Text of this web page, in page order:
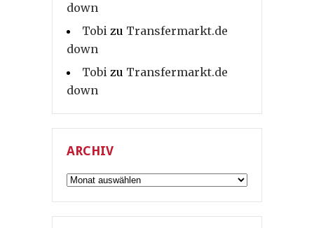
down
Tobi zu Transfermarkt.de
down
Tobi zu Transfermarkt.de
down
ARCHIV
Archiv